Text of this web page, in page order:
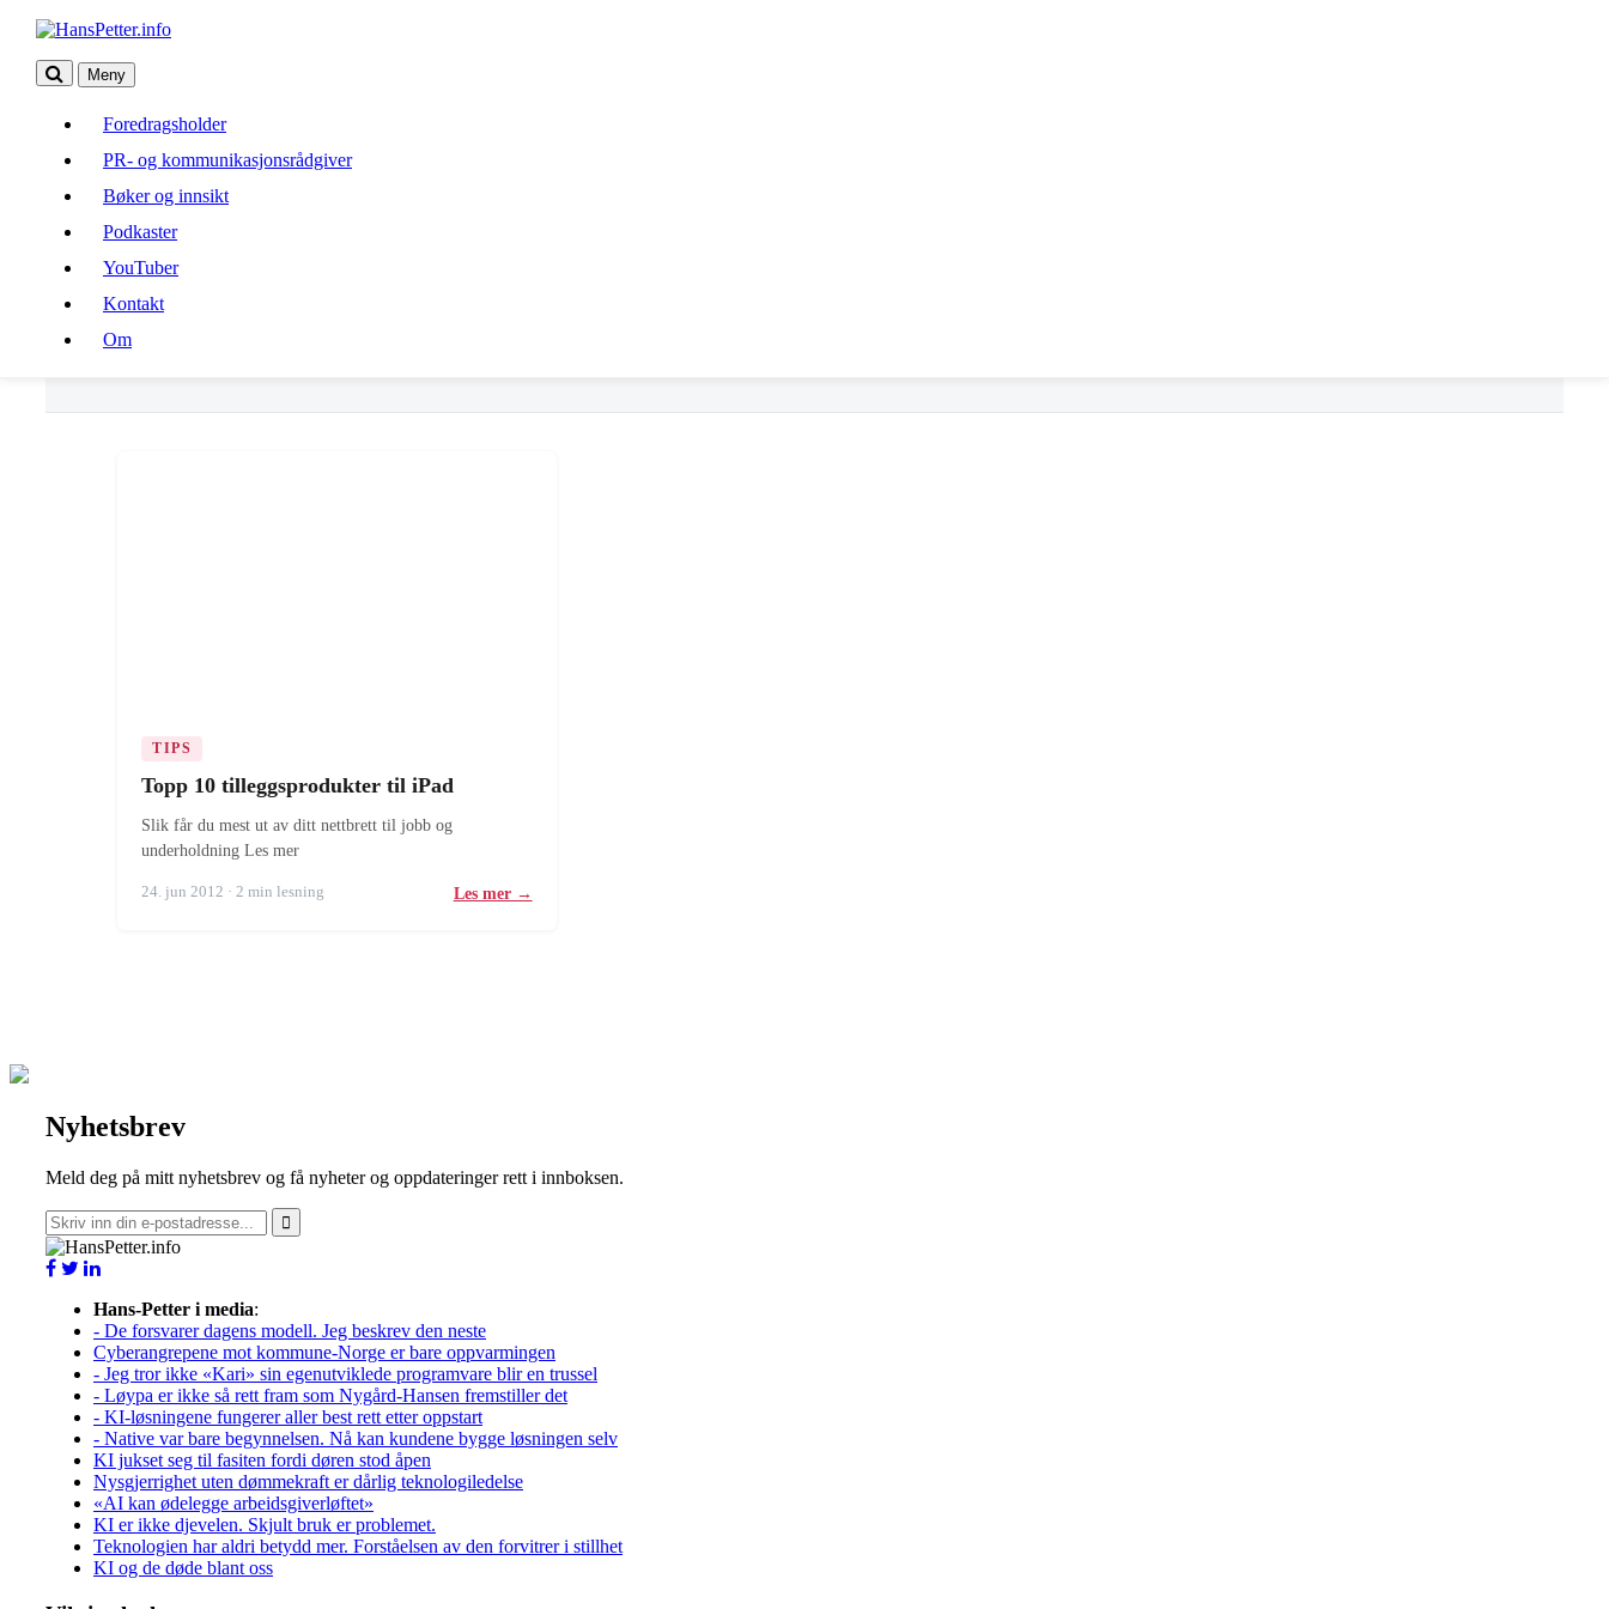
Meny
Foredragsholder
PR- og kommunikasjonsrådgiver
Bøker og innsikt
Podkaster
YouTuber
Kontakt
Om
Foredragsholder
PR- og kommunikasjonsrådgiver
Bøker og innsikt
YouTuber
Kontakt
utstyr
TIPS
Topp 10 tilleggsprodukter til iPad
Slik får du mest ut av ditt nettbrett til jobb og
underholdning Les mer
24. jun 2012 · 2 min lesning Les mer →
Nyhetsbrev
Meld deg på mitt nyhetsbrev og få nyheter og oppdateringer rett i innboksen.
Hans-Petter i media:
- De forsvarer dagens modell. Jeg beskrev den neste
Cyberangrepene mot kommune-Norge er bare oppvarmingen
- Jeg tror ikke «Kari» sin egenutviklede programvare blir en trussel
- Løypa er ikke så rett fram som Nygård-Hansen fremstiller det
- KI-løsningene fungerer aller best rett etter oppstart
- Native var bare begynnelsen. Nå kan kundene bygge løsningen selv
KI jukset seg til fasiten fordi døren stod åpen
Nysgjerrighet uten dømmekraft er dårlig teknologiledelse
«AI kan ødelegge arbeidsgiverløftet»
KI er ikke djevelen. Skjult bruk er problemet.
Teknologien har aldri betydd mer. Forståelsen av den forvitrer i stillhet
KI og de døde blant oss